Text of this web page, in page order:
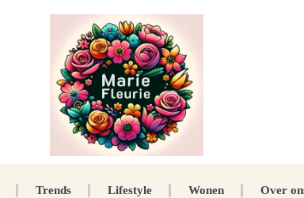
Trends Lifestyle Wonen Over